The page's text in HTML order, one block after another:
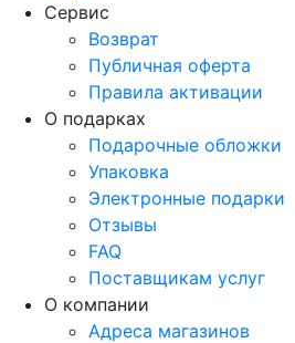
Сервис
Возврат
Публичная оферта
Правила активации
О подарках
Подарочные обложки
Упаковка
Электронные подарки
Отзывы
FAQ
Поставщикам услуг
О компании
Адреса магазинов